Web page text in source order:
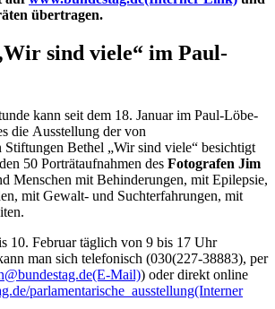
übertragen.
sind viele“ im Paul-
kann seit dem 18. Januar im Paul-Löbe-
die Ausstellung der von
Bethel „Wir sind viele“ besichtigt
50 Porträtaufnahmen des Fotografen Jim
Menschen mit Behinderungen, mit Epilepsie,
mit Gewalt- und Suchterfahrungen, mit
10. Februar täglich von 9 bis 17 Uhr
man sich telefonisch (030(227-38883), per
(E-Mail)) oder direkt online
parlamentarische_ausstellung(Interner